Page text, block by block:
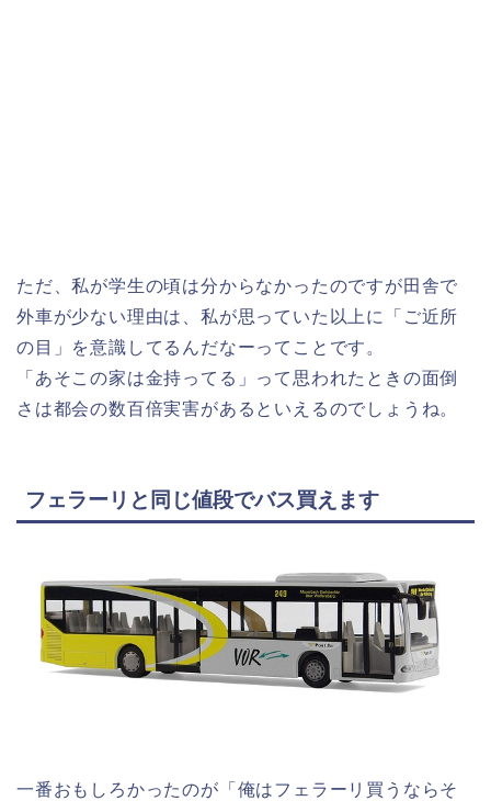
ただ、私が学生の頃は分からなかったのですが田舎で
外車が少ない理由は、私が思っていた以上に「ご近所
の目」を意識してるんだなーってことです。
「あそこの家は金持ってる」って思われたときの面倒
さは都会の数百倍実害があるといえるのでしょうね。
フェラーリと同じ値段でバス買えます
一番おもしろかったのが「俺はフェラーリ買うならそ